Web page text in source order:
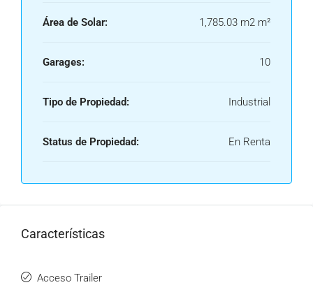
Área de Solar: 1,785.03 m2 m²
Garages: 10
Tipo de Propiedad: Industrial
Status de Propiedad: En Renta
Características
Acceso Trailer